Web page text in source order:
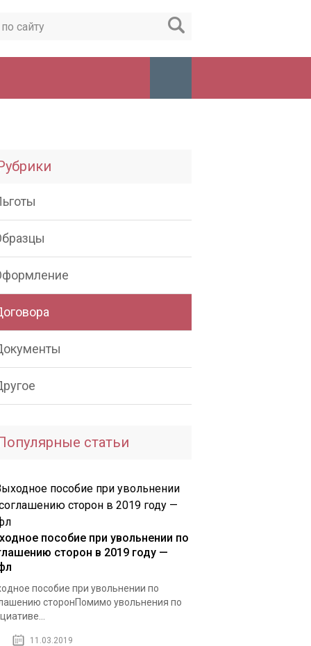
статьи
пособие при увольнении по
сторон в 2019 году —
пособие при увольнении по
сторонПомимо увольнения по
11.03.2019